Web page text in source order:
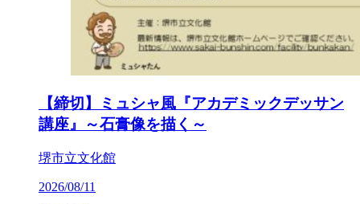
【締切】ミュシャ風『アカデミックデッサン
講座』～石膏像を描く～
堺市立文化館
2026/08/11